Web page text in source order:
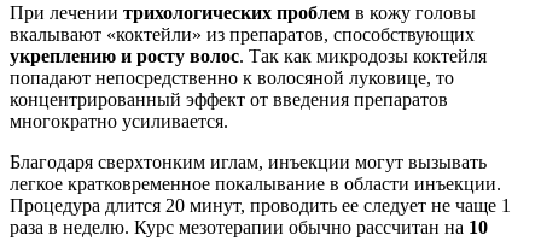
При лечении трихологических проблем в кожу головы
вкалывают «коктейли» из препаратов, способствующих
укреплению и росту волос. Так как микродозы коктейля
попадают непосредственно к волосяной луковице, то
концентрированный эффект от введения препаратов
многократно усиливается.
Благодаря сверхтонким иглам, инъекции могут вызывать
легкое кратковременное покалывание в области инъекции.
Процедура длится 20 минут, проводить ее следует не чаще 1
раза в неделю. Курс мезотерапии обычно рассчитан на 10